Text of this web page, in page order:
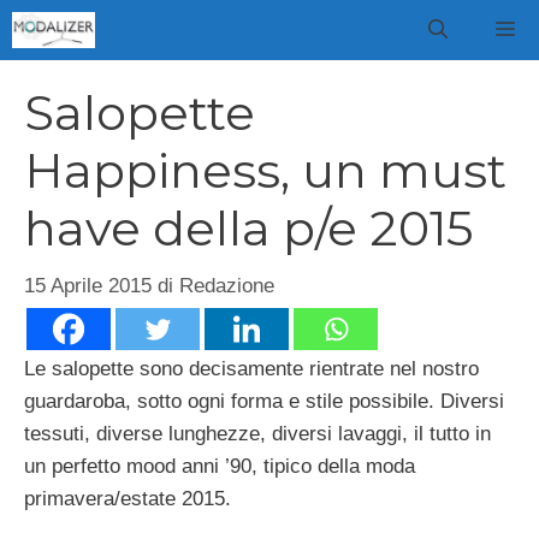
Vai
al
Salopette
Happiness, un must
have della p/e 2015
15 Aprile 2015 di Redazione
Le salopette sono decisamente rientrate nel nostro
guardaroba, sotto ogni forma e stile possibile. Diversi
tessuti, diverse lunghezze, diversi lavaggi, il tutto in
un perfetto mood anni ’90, tipico della moda
primavera/estate 2015.